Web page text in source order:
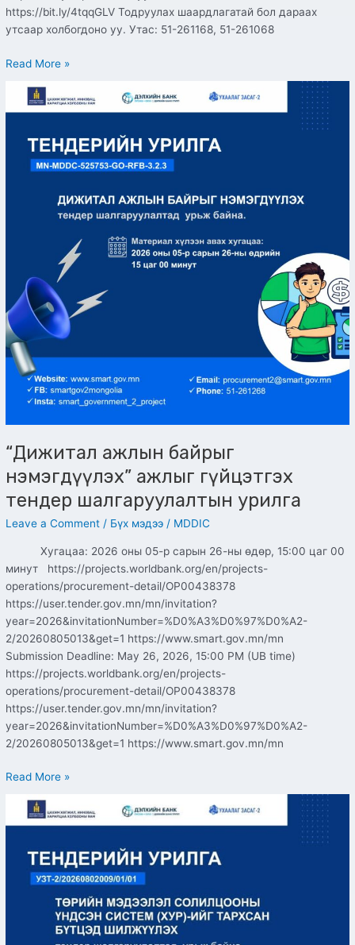
https://bit.ly/4tqqGLV Тодруулах шаардлагатай бол дараах
утсаар холбогдоно уу. Утас: 51-261168, 51-261068
Read More »
“Дижитал ажлын байрыг
нэмэгдүүлэх” ажлыг гүйцэтгэх
тендер шалгаруулалтын урилга
Leave a Comment / Бүх мэдээ / MDDIC
Хугацаа: 2026 оны 05-р сарын 26-ны өдөр, 15:00 цаг 00
минут https://projects.worldbank.org/en/projects-
operations/procurement-detail/OP00438378
https://user.tender.gov.mn/mn/invitation?
year=2026&invitationNumber=%D0%A3%D0%97%D0%A2-
2/20260805013&get=1 https://www.smart.gov.mn/mn
Submission Deadline: May 26, 2026, 15:00 PM (UB time)
https://projects.worldbank.org/en/projects-
operations/procurement-detail/OP00438378
https://user.tender.gov.mn/mn/invitation?
year=2026&invitationNumber=%D0%A3%D0%97%D0%A2-
2/20260805013&get=1 https://www.smart.gov.mn/mn
“Дижитал
ажлын
нэмэгдүүлэх”
ажлыг
гүйцэтгэх
шалгаруулалтын
Read More »
ТЕНДЕРИЙН
УРИЛГА